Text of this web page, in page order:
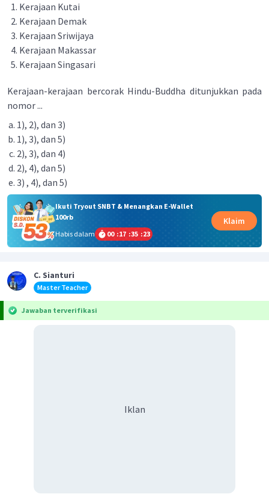
Kerajaan Kutai
Kerajaan Demak
Kerajaan Sriwijaya
Kerajaan Makassar
Kerajaan Singasari
Kerajaan-kerajaan bercorak Hindu-Buddha ditunjukkan pada
nomor ...
1), 2), dan 3)
1), 3), dan 5)
2), 3), dan 4)
2), 4), dan 5)
3) , 4), dan 5)
Ikuti Tryout SNBT & Menangkan E-Wallet
100rb
Habis dalam
00 :17 :35 :22
Klaim
C. Sianturi
Master Teacher
Jawaban terverifikasi
Iklan